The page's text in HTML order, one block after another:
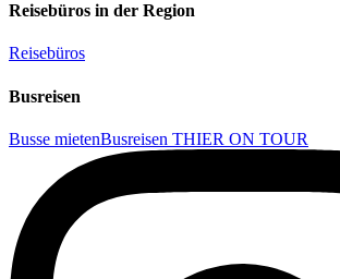
Reisebüros in der Region
Reisebüros
Busreisen
Busse mietenBusreisen THIER ON TOUR